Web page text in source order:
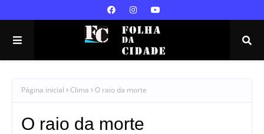
Página inicial Clima O raio da morte
O raio da morte